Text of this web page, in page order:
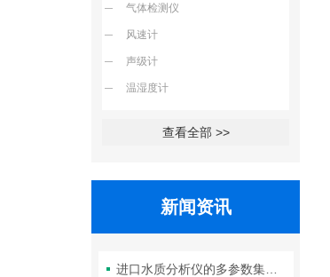
气体检测仪
风速计
声级计
温湿度计
查看全部 >>
新闻资讯
进口水质分析仪的多参数集成检测技术与系统维护策略